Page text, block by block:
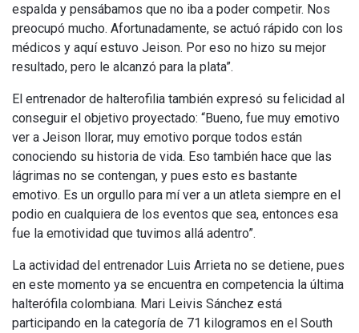
espalda y pensábamos que no iba a poder competir. Nos
preocupó mucho. Afortunadamente, se actuó rápido con los
médicos y aquí estuvo Jeison. Por eso no hizo su mejor
resultado, pero le alcanzó para la plata”.
El entrenador de halterofilia también expresó su felicidad al
conseguir el objetivo proyectado: “Bueno, fue muy emotivo
ver a Jeison llorar, muy emotivo porque todos están
conociendo su historia de vida. Eso también hace que las
lágrimas no se contengan, y pues esto es bastante
emotivo. Es un orgullo para mí ver a un atleta siempre en el
podio en cualquiera de los eventos que sea, entonces esa
fue la emotividad que tuvimos allá adentro”.
La actividad del entrenador Luis Arrieta no se detiene, pues
en este momento ya se encuentra en competencia la última
halterófila colombiana. Mari Leivis Sánchez está
participando en la categoría de 71 kilogramos en el South